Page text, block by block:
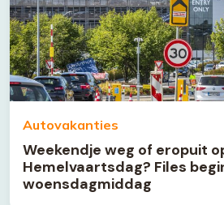
Autovakanties
Weekendje weg of eropuit
Hemelvaartsdag? Files
woensdagmiddag